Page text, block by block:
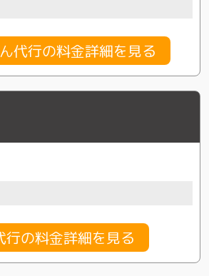
代行の料金詳細を見る
行の料金詳細を見る